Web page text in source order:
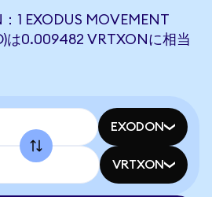
1 EXODUS MOVEMENT
は0.009482 VRTXONに相当
EXODON
VRTXON